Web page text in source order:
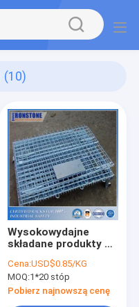
(10)
Wysokowydajne
składane produkty z
Cena:USD$0.85/KG
MOQ:1*20 stóp
Pobierz najnowszą cenę